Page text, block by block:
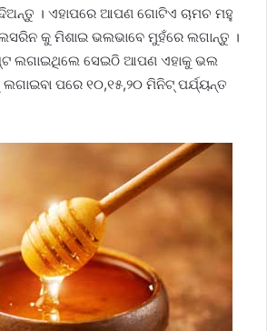
। ଏହାପରେ ଆପଣ ଗୋଟିଏ ଚାମଚ ମହୁ
କୁ ମିଶାଇ ଭଲଭାବେ ମୁହଁରେ ଲଗାନ୍ତୁ ।
ଲଗାଇଥିଲେ ସେଇଠି ଆପଣ ଏହାକୁ ଭଲ
ପରେ ୧୦,୧୫,୨୦ ମିନିଟ୍ ପର୍ଯ୍ୟନ୍ତ